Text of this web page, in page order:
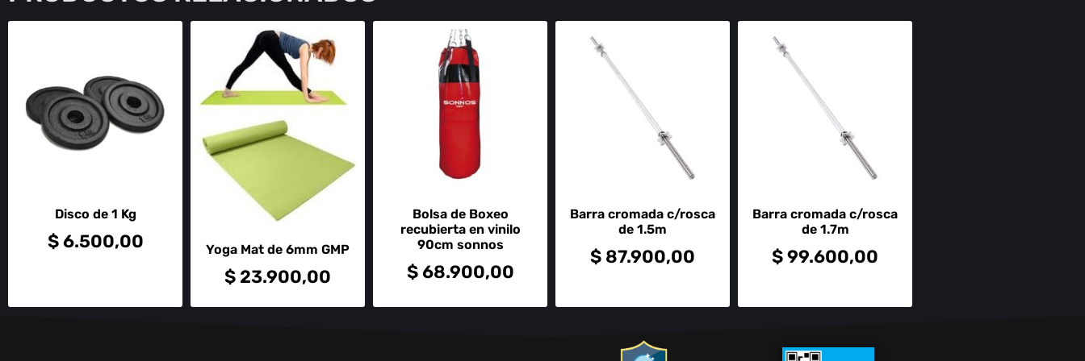
Disco de 1 Kg
$6.500,00 Yoga Mat de 6mm GMP
$ 23.900,00
Bolsa de Boxeo
recubierta en vinilo
90cm sonnos
$68.900,00
Barra cromada c/rosca
de 1.5m
$ 87.900,00
Barra cromada c/rosca
de 1.7m
$99.600,00